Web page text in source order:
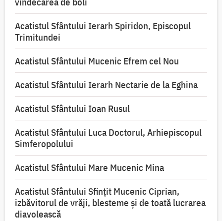
Acatistul Sfântului Ierarh Spiridon, Episcopul
Trimitundei
Acatistul Sfântului Mucenic Efrem cel Nou
Acatistul Sfântului Ierarh Nectarie de la Eghina
Acatistul Sfântului Ioan Rusul
Acatistul Sfântului Luca Doctorul, Arhiepiscopul
Simferopolului
Acatistul Sfântului Mare Mucenic Mina
Acatistul Sfântului Sfințit Mucenic Ciprian,
izbăvitorul de vrăji, blesteme și de toată lucrarea
diavolească